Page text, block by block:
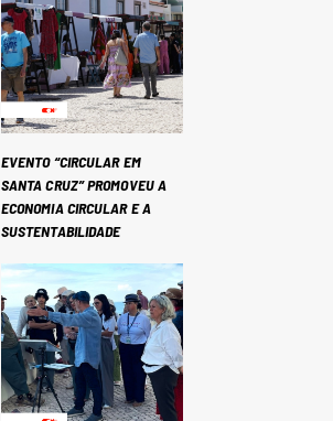
EVENTO “CIRCULAR EM
SANTA CRUZ” PROMOVEU A
ECONOMIA CIRCULAR E A
SUSTENTABILIDADE